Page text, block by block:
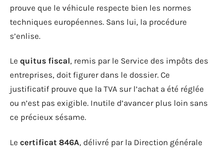
prouve que le véhicule respecte bien les normes
techniques européennes. Sans lui, la procédure
s’enlise.
Le quitus fiscal, remis par le Service des impôts des
entreprises, doit figurer dans le dossier. Ce
justificatif prouve que la TVA sur l’achat a été réglée
ou n’est pas exigible. Inutile d’avancer plus loin sans
ce précieux sésame.
Le certificat 846A, délivré par la Direction générale